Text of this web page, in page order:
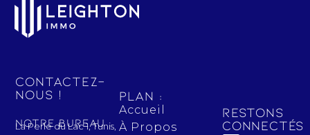
Contactez-
nous !
Notre bureau
La Perle du Lac 1, Tunis,
Plan :
Accueil
À Propos
Restons
connectés